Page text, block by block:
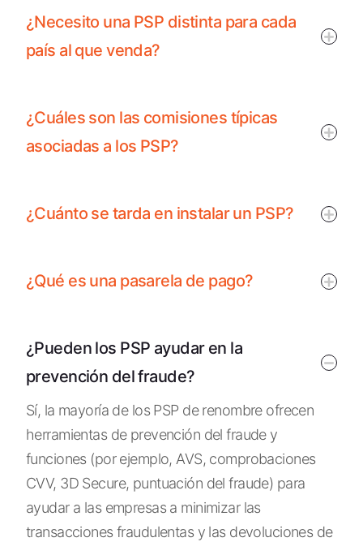
¿Necesito una PSP distinta para cada
país al que venda?
¿Cuáles son las comisiones típicas
asociadas a los PSP?
¿Cuánto se tarda en instalar un PSP?
¿Qué es una pasarela de pago?
¿Pueden los PSP ayudar en la
prevención del fraude?
Sí, la mayoría de los PSP de renombre ofrecen
herramientas de prevención del fraudey
funciones (por ejemplo, AVS, comprobaciones
CVV, 3D Secure, puntuación del fraude) para
ayudar a las empresas a minimizar las
transacciones fraudulentas y las devoluciones de